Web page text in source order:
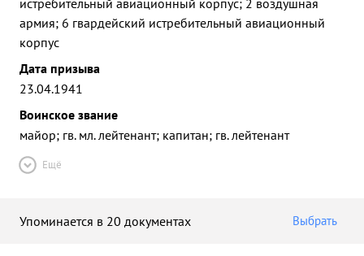
истребительный авиационный корпус; 2 воздушная
армия; 6 гвардейский истребительный авиационный
корпус
Дата призыва
23.04.1941
Воинское звание
майор; гв. мл. лейтенант; капитан; гв. лейтенант
Ещё
Упоминается в 20 документах Выбрать